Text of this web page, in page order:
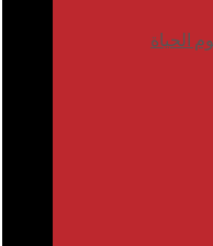
الحياة